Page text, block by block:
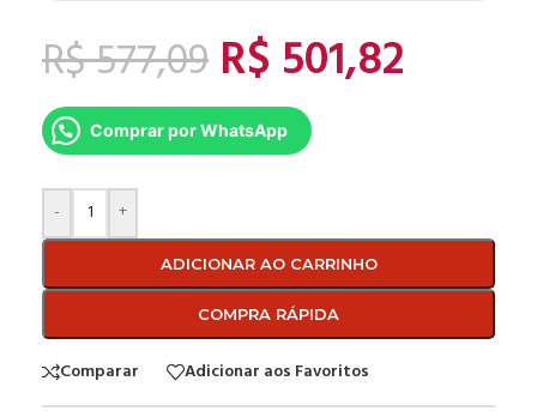
R$577,09 R$ 501,82
Comprar por WhatsApp
- +
ADICIONAR AO CARRINHO
COMPRA RÁPIDA
Comparar Adicionar aos Favoritos